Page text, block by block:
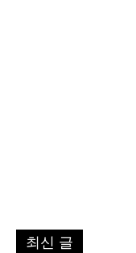
최신 글